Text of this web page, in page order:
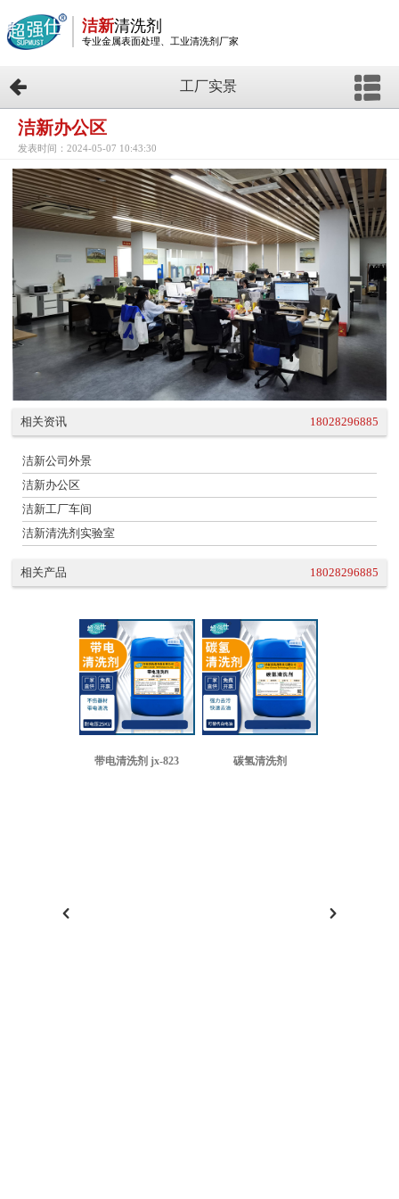
洁新清洗剂
专业金属表面处理、工业清洗剂厂家
工厂实景
洁新办公区
发表时间：2024-05-07 10:43:30
相关资讯 18028296885
洁新公司外景
洁新办公区
洁新工厂车间
洁新清洗剂实验室
相关产品 18028296885
带电清洗剂 jx-823 碳氢清洗剂